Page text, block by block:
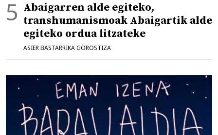
Abaigarren alde egiteko,
transhumanismoak Abaigartik alde
egiteko ordua litzateke
ASIER BASTARRIKA GOROSTIZA